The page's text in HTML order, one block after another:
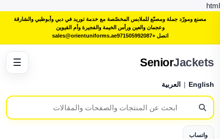
html
مصنع ومورّد جملة ومصنّع للملابس المخصّصة مع خدمة توريد في دبي وأبوظبي والشارقة
وعجمان والعين ورأس الخيمة والفجيرة وأم القيوين
اتصل +971505992087
sales@orientuniforms.ae
SeniorJackets
English
| العربية
واتساب
☰